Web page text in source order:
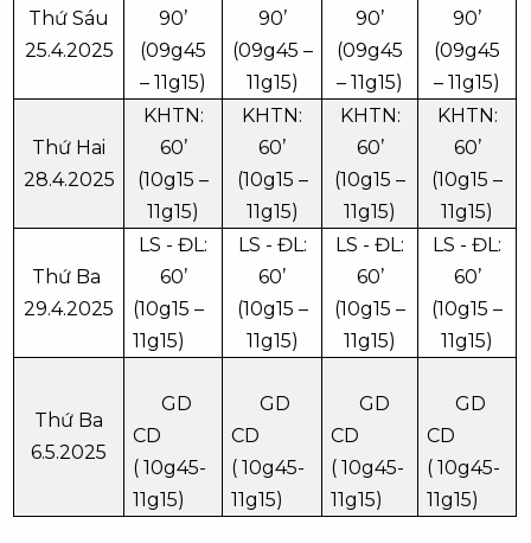
Thứ Sáu
25.4.2025
90’
(09g45
– 11g15)
90’
(09g45 –
11g15)
90’
(09g45
– 11g15)
90’
(09g45
– 11g15)
Thứ Hai
28.4.2025
KHTN:
60’
(10g15 –
11g15)
KHTN:
60’
(10g15 –
11g15)
KHTN:
60’
(10g15 –
11g15)
KHTN:
60’
(10g15 –
11g15)
Thứ Ba
29.4.2025
LS - ĐL:
60’
(10g15 –
11g15)
LS - ĐL:
60’
(10g15 –
11g15)
LS - ĐL:
60’
(10g15 –
11g15)
LS - ĐL:
60’
(10g15 –
11g15)
Thứ Ba
6.5.2025
GD
CD
( 10g45-
11g15)
GD
CD
( 10g45-
11g15)
GD
CD
( 10g45-
11g15)
GD
CD
( 10g45-
11g15)